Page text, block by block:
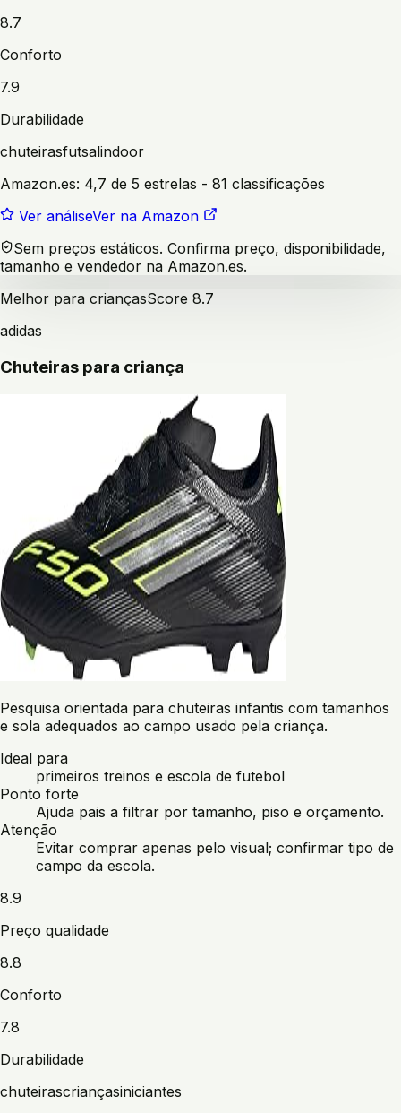
8.7
Conforto
7.9
Durabilidade
chuteirasfutsalindoor
Amazon.es: 4,7 de 5 estrelas - 81 classificações
Ver análiseVer na Amazon
Sem preços estáticos. Confirma preço, disponibilidade,
tamanho e vendedor na Amazon.es.
Melhor para criançasScore 8.7
adidas
Chuteiras para criança
Pesquisa orientada para chuteiras infantis com tamanhos
e sola adequados ao campo usado pela criança.
Ideal para
primeiros treinos e escola de futebol
Ponto forte
Ajuda pais a filtrar por tamanho, piso e orçamento.
Atenção
Evitar comprar apenas pelo visual; confirmar tipo de
campo da escola.
8.9
Preço qualidade
8.8
Conforto
7.8
Durabilidade
chuteirascriançasiniciantes